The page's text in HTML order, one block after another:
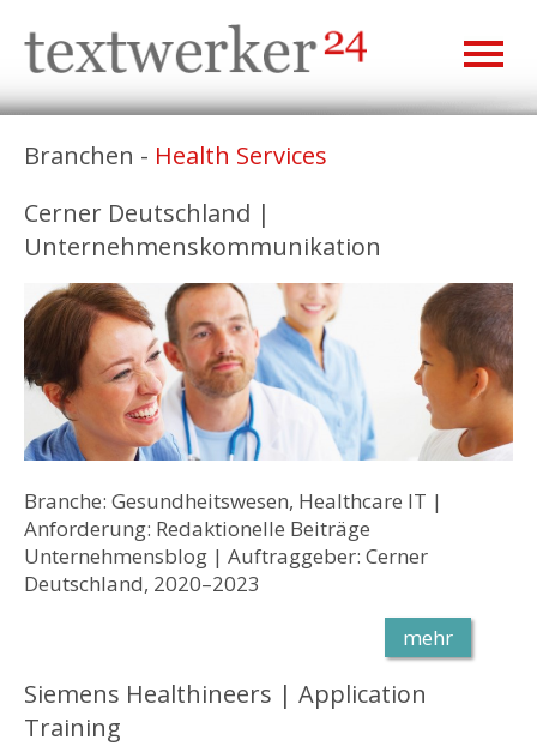
Branchen - Health Services
Cerner Deutschland |
Unternehmenskommunikation
Branche: Gesundheitswesen, Healthcare IT |
Anforderung: Redaktionelle Beiträge
Unternehmensblog | Auftraggeber: Cerner
Deutschland, 2020–2023
mehr
Siemens Healthineers | Application
Training